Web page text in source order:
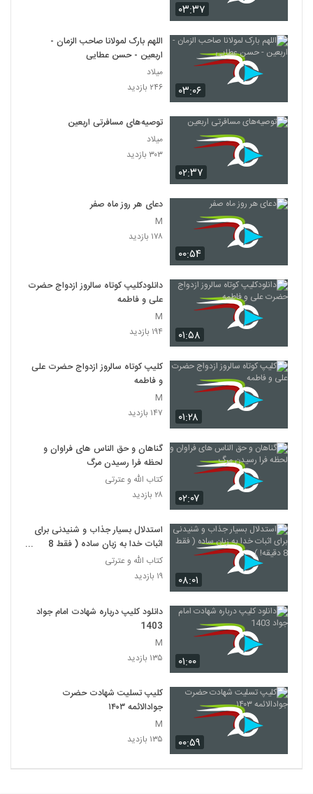
۰۳:۳۷
۰۳:۰۶
اللهم بارک لمولانا صاحب الزمان -
اربعین - حسن عطایی
میلاد
۲۴۶ بازدید
۰۲:۳۷
توصیه‌های مسافرتی اربعین
میلاد
۳۰۳ بازدید
۰۰:۵۴
دعای هر روز ماه صفر
M
۱۷۸ بازدید
۰۱:۵۸
دانلودکلیپ کوتاه سالروز ازدواج حضرت
علی و فاطمه
M
۱۹۴ بازدید
۰۱:۲۸
کلیپ کوتاه سالروز ازدواج حضرت علی
و فاطمه
M
۱۴۷ بازدید
۰۲:۰۷
گناهان و حق الناس های فراوان و
لحظه فرا رسیدن مرگ
کتاب الله و عترتی
۲۸ بازدید
۰۸:۰۱
استدلال بسیار جذاب و شنیدنی برای
اثبات خدا به زبان ساده ( فقط 8
دقیقه! )
کتاب الله و عترتی
۱۹ بازدید
۰۱:۰۰
دانلود کلیپ درباره شهادت امام جواد
1403
M
۱۳۵ بازدید
۰۰:۵۹
کلیپ تسلیت شهادت حضرت
جوادالائمه ۱۴۰۳
M
۱۳۵ بازدید